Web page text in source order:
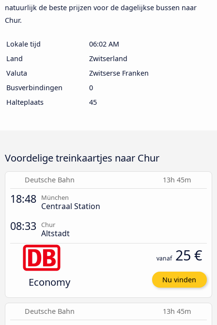
natuurlijk de beste prijzen voor de dagelijkse bussen naar
Chur.
Lokale tijd
06:02 AM
Land
Zwitserland
Valuta
Zwitserse Franken
Busverbindingen
0
Halteplaats
45
Voordelige treinkaartjes naar Chur
Deutsche Bahn 13h 45m
18:48 München
Centraal Station
08:33 Chur
Altstadt
Economy
vanaf 25 €
Nu vinden
Deutsche Bahn 13h 45m